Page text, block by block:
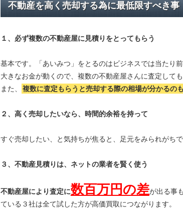
不動産を高く売却する為に最低限すべき事
１、必ず複数の不動産屋に見積り をとってもらう
基本です。「あいみつ」をとるのはビジネスでは当たり前
大きなお金が動くので、複数の不動産屋さんに査定しても
また、
複数に査定もらうと売却する際の相場が分かるの
２、高く売却したいなら、時間的余裕を持って
すぐ売却したい、と気持ちが焦ると、足元をみられがちで
３、不動産見積りは、ネットの業者を賢く使う
不動産屋により査定に数百万円の差が出る事
ている３社は全て試した方が高価買取につながります。